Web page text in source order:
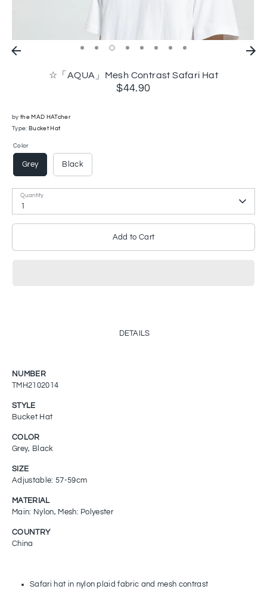
☆「AQUA」Mesh Contrast Safari Hat
$44.90
by the MAD HATcher
Type: Bucket Hat
Color
Grey Black
Quantity
1
Add to Cart
DETAILS
NUMBER
TMH2102014
STYLE
Bucket Hat
COLOR
Grey, Black
SIZE
Adjustable: 57-59cm
MATERIAL
Main: Nylon, Mesh: Polyester
COUNTRY
China
Safari hat in nylon plaid fabric and mesh contrast